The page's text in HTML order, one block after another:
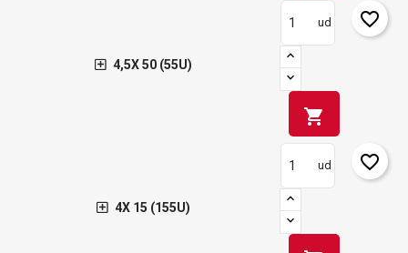
×
4,5X 50 (55U)
ud
shopping_cart
favorite_border
4X 15 (155U)
ud favorite_border